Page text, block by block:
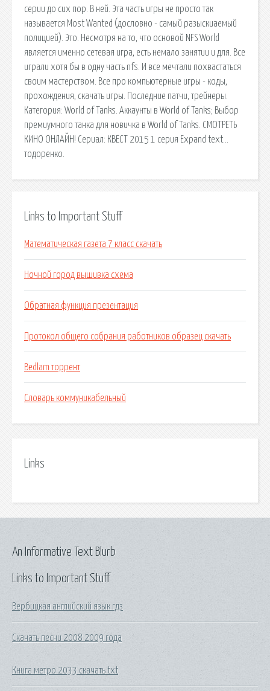
серии до сих пор. В ней. Эта часть игры не просто так
называется Most Wanted (дословно - самый разыскиаемый
полицией). Это. Несмотря на то, что основой NFS World
является именно сетевая игра, есть немало занятии и для. Все
играли хотя бы в одну часть nfs. И все мечтали похвастаться
своим мастерством. Все про компьютерные игры - коды,
прохождения, скачать игры. Последние патчи, трейнеры.
Категория: World of Tanks. Аккаунты в World of Tanks; Выбор
премиумного танка для новичка в World of Tanks. СМОТРЕТЬ
КИНО ОНЛАЙН! Сериал: КВЕСТ 2015 1 серия Expand text…
тодоренко.
Links to Important Stuff
Математическая газета 7 класс скачать
Ночной город вышивка схема
Обратная функция презентация
Протокол общего собрания работников образец скачать
Bedlam торрент
Словарь коммуникабельный
Links
Links to Important Stuff
Вербицкая английский язык гдз
Скачать песни 2008 2009 года
Книга метро 2033 скачать txt
An Informative Text Blurb